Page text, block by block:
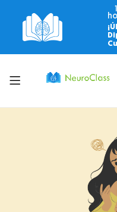
Toggle
menu